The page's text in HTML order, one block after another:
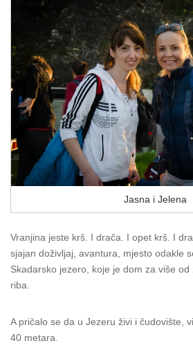
Jasna i Jelena
Vranjina jeste krš. I drača. I opet krš. I
sjajan doživljaj, avantura, mjesto odakle
Skadarsko jezero, koje je dom za više
riba.
A pričalo se da u Jezeru živi i čudovište,
40 metara.